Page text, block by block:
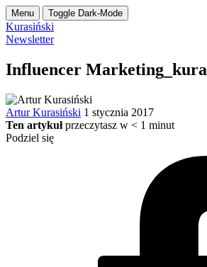
Menu Toggle Dark-Mode
Kurasiński
Newsletter
Influencer
Artur Kurasiński 1 stycznia 2017
Ten artykuł przeczytasz w < 1 minut
Podziel się